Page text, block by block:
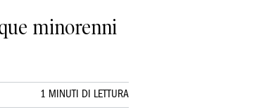
minorenni
1 MINUTI DI LETTURA